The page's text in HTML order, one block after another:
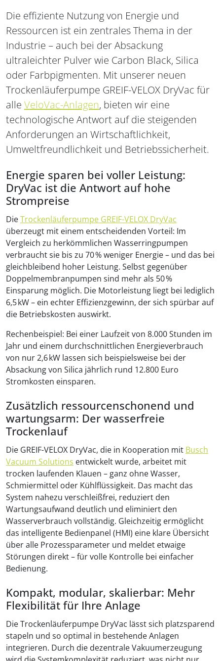
Die effiziente Nutzung von Energie und
Ressourcen ist ein zentrales Thema in der
Industrie – auch bei der Absackung
ultraleichter Pulver wie Carbon Black, Silica
oder Farbpigmenten. Mit unserer neuen
Trockenläuferpumpe GREIF-VELOX DryVac für
alle VeloVac-Anlagen, bieten wir eine
technologische Antwort auf die steigenden
Anforderungen an Wirtschaftlichkeit,
Umweltfreundlichkeit und Betriebssicherheit.
Energie sparen bei voller Leistung:
DryVac ist die Antwort auf hohe
Strompreise
DieTrockenläuferpumpe GREIF-VELOX DryVac
überzeugt mit einem entscheidenden Vorteil: Im
Vergleich zu herkömmlichen Wasserringpumpen
verbraucht sie bis zu 70 % weniger Energie – und das bei
gleichbleibend hoher Leistung. Selbst gegenüber
Doppelmembranpumpen sind mehr als 50 %
Einsparung möglich. Die Motorleistung liegt bei lediglich
6,5 kW – ein echter Effizienzgewinn, der sich spürbar auf
die Betriebskosten auswirkt.
Rechenbeispiel: Bei einer Laufzeit von 8.000 Stunden im
Jahr und einem durchschnittlichen Energieverbrauch
von nur 2,6 kW lassen sich beispielsweise bei der
Absackung von Silica jährlich rund 12.800 Euro
Stromkosten einsparen.
Zusätzlich ressourcenschonend und
wartungsarm: Der wasserfreie
Trockenlauf
Die GREIF-VELOX DryVac, die in Kooperation mit Busch
Vacuum Solutions entwickelt wurde, arbeitet mit
trocken laufenden Klauen – ganz ohne Wasser,
Schmiermittel oder Kühlflüssigkeit. Das macht das
System nahezu verschleißfrei, reduziert den
Wartungsaufwand deutlich und eliminiert den
Wasserverbrauch vollständig. Gleichzeitig ermöglicht
das intelligente Bedienpanel (HMI) eine klare Übersicht
über alle Prozessparameter und meldet etwaige
Störungen direkt – für volle Kontrolle bei einfacher
Bedienung.
Kompakt, modular, skalierbar: Mehr
Flexibilität für Ihre Anlage
Die Trockenläuferpumpe DryVac lässt sich platzsparend
stapeln und so optimal in bestehende Anlagen
integrieren. Durch die dezentrale Vakuumerzeugung